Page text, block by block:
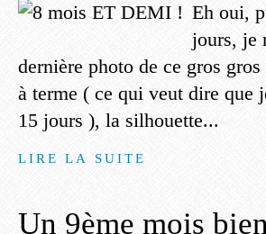
Eh oui,
jours, je
dernière photo de ce gros
à terme ( ce qui veut dire que
15 jours ), la silhouette...
LIRE LA SUITE
Un 9ème mois